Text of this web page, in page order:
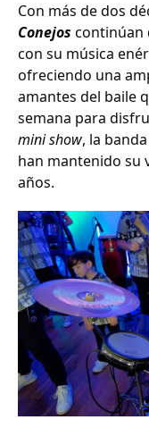
Con más de dos
Conejos continúan
con su música
ofreciendo una
amantes del baile
semana para
mini show, la
han mantenido su
años.